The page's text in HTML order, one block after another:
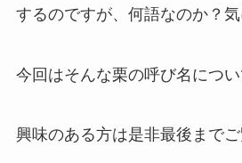
するのですが、何語なのか？気
今回はそんな栗の呼び名につい
興味のある方は是非最後までご